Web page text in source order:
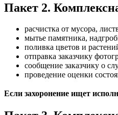
Пакет 2.
расчистка от мусора,
мытье памятника,
поливка цветов и
отправка заказчику
сообщение заказчику о
проведение оценки
Если захоронение ищет